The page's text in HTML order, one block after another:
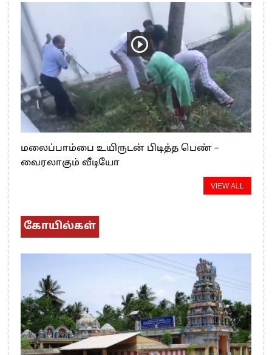
மலைப்பாம்பை உயிருடன் பிடித்த பெண் –
வைரலாகும் வீடியோ
VIEW ALL
கோயில்கள்